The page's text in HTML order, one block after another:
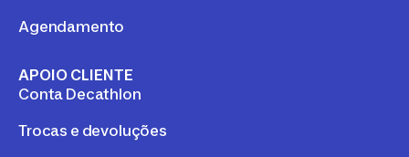
Agendamento
APOIO CLIENTE
Conta Decathlon
Trocas e devoluções